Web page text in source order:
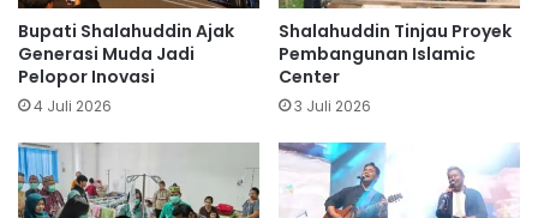
Bupati Shalahuddin Ajak
Generasi Muda Jadi
Pelopor Inovasi
4 Juli 2026
Shalahuddin Tinjau Proyek
Pembangunan Islamic
Center
3 Juli 2026